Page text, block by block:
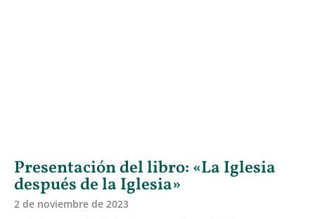
Presentación del libro: «La Iglesia
después de la Iglesia»
2 de noviembre de 2023